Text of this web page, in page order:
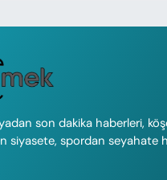
son dakika haberleri,
siyasete, spordan seyahate